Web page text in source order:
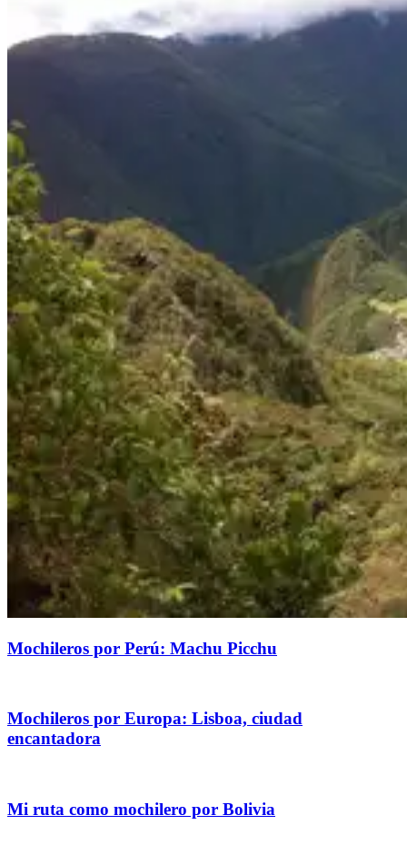
Mochileros por Perú: Machu Picchu
Mochileros por Europa: Lisboa, ciudad
encantadora
Mi ruta como mochilero por Bolivia